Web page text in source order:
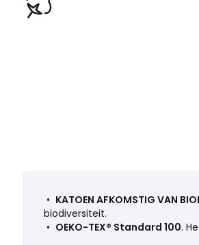
• KATOEN AFKOMSTIG VAN
biodiversiteit.
• OEKO-TEX® Standard 100.